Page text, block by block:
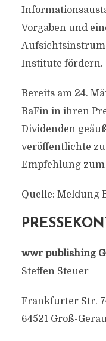
Vorgaben und
Institute fördern.
Bereits am 24.
BaFin in ihren
Dividenden
veröffentlichte
Empfehlung zum
Quelle: Meldung
wwr publishing
Steffen Steuer
Frankfurter Str.
64521 Groß-